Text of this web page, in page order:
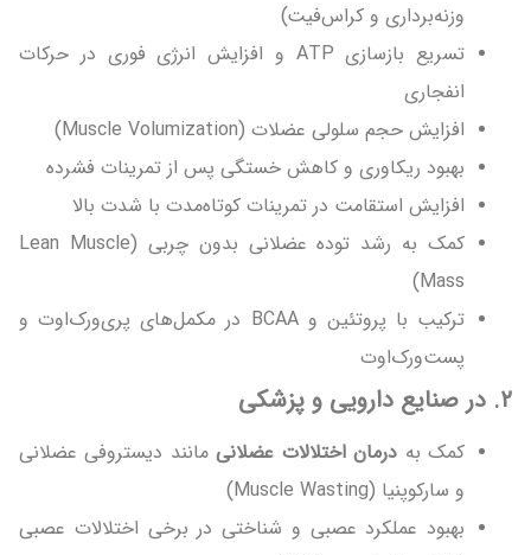
وزنه‌برداری و کراس‌فیت)
تسریع بازسازی ATP و افزایش انرژی فوری در حرکات
انفجاری
افزایش حجم سلولی عضلات (Muscle Volumization)
بهبود ریکاوری و کاهش خستگی پس از تمرینات فشرده
افزایش استقامت در تمرینات کوتاه‌مدت با شدت بالا
کمک به رشد توده عضلانی بدون چربی (Lean Muscle
Mass)
ترکیب با پروتئین و BCAA در مکمل‌های پری‌ورک‌اوت و
پست‌ورک‌اوت
۲. در صنایع دارویی و پزشکی
کمک به درمان اختلالات عضلانیمانند دیستروفی عضلانی
و سارکوپنیا (Muscle Wasting)
بهبود عملکرد عصبی و شناختی در برخی اختلالات عصبی